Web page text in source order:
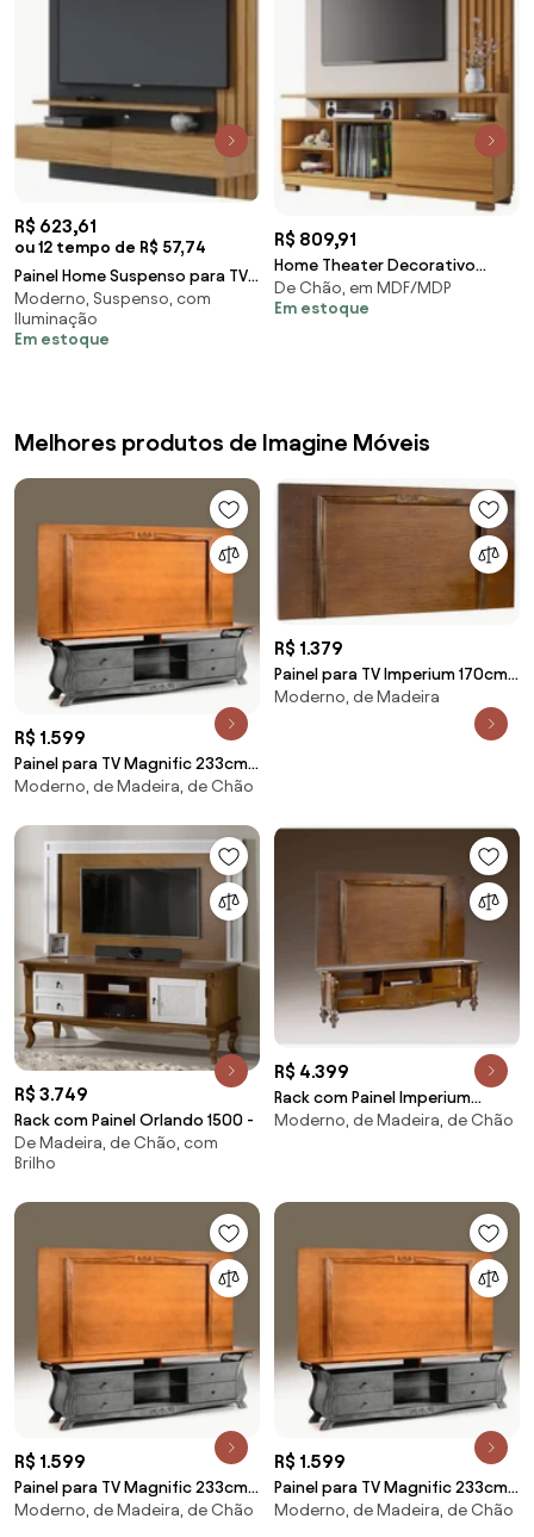
R$ 623,61
ou 12 tempo de R$ 57,74
Painel Home Suspenso para TV
65 Pol. 150cm Buriti C05 Noce
Milano/Pret
Moderno, Suspenso, com
Iluminação
Em estoque
R$ 809,91
Home Theater Decorativo
Ripado MDP/MDF Artheo Off
White/Cinamomo G26 - HB
De Chão, em MDF/MDP
Em estoque
Melhores produtos de Imagine Móveis
R$ 1.599
Painel para TV Magnific 233cm
Madeira Maciça - Mel
Moderno, de Madeira, de Chão
R$ 1.379
Painel para TV Imperium 170cm
Madeira Maciça - Mel
Moderno, de Madeira
R$ 3.749
Rack com Painel Orlando 1500 -
De Madeira, de Chão, com
Brilho
R$ 4.399
Rack com Painel Imperium
210cm Madeira Maciça
Moderno, de Madeira, de Chão
R$ 1.599
Painel para TV Magnific 233cm
Madeira Maciça - Castanho
Moderno, de Madeira, de Chão
R$ 1.599
Painel para TV Magnific 233cm
Madeira Maciça - Preto
Moderno, de Madeira, de Chão